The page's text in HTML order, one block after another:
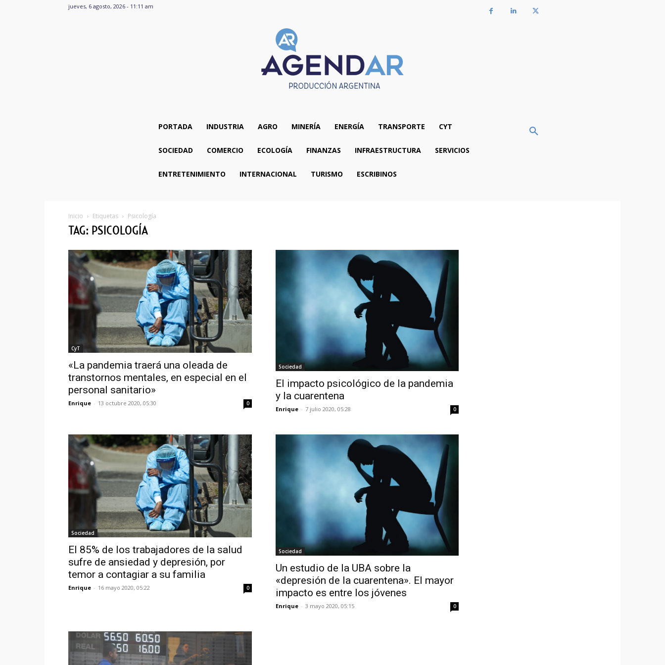
jueves, 6 agosto, 2026 - 11:11 am
PORTADA INDUSTRIA AGRO MINERÍA ENERGÍA TRANSPORTE CYT
SOCIEDAD COMERCIO ECOLOGÍA FINANZAS INFRAESTRUCTURA SERVICIOS
ENTRETENIMIENTO INTERNACIONAL TURISMO ESCRIBINOS
Inicio Etiquetas Psicología
TAG: PSICOLOGÍA
CyT
«La pandemia traerá una oleada de
transtornos mentales, en especial en el
personal sanitario»
Enrique - 13 octubre 2020, 05:30 0
Sociedad
El impacto psicológico de la pandemia
y la cuarentena
Enrique - 7 julio 2020, 05:28 0
Sociedad
El 85% de los trabajadores de la salud
sufre de ansiedad y depresión, por
temor a contagiar a su familia
Enrique - 16 mayo 2020, 05:22 0
Sociedad
Un estudio de la UBA sobre la
«depresión de la cuarentena». El mayor
impacto es entre los jóvenes
Enrique - 3 mayo 2020, 05:15 0